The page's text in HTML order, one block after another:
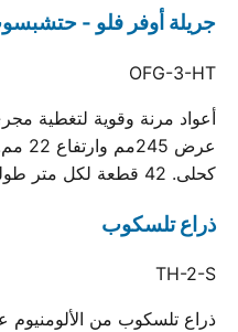
جريلة أوفر فلو -
OFG-3-HT
أعواد مرنة وقوية لتغطية
عرض
كحلى. 42 قطعة لكل متر طولى
ذراع تلسكوب
TH-2-S
ذراع تلسكوب من الألومنيوم